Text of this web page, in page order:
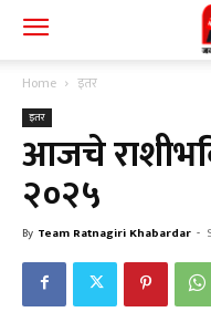
Home इतर
इतर
आजचे
२०२५
By Team Ratnagiri Khabardar -